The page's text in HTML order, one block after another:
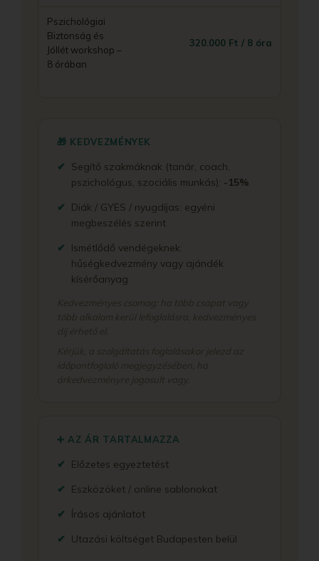
Pszichológiai
Biztonság és
Jóllét workshop –
8 órában
320.000 Ft / 8 óra
🎁 KEDVEZMÉNYEK
Segítő szakmáknak (tanár, coach,
pszichológus, szociális munkás): -15%
Diák / GYES / nyugdíjas: egyéni
megbeszélés szerint
Ismétlődő vendégeknek:
hűségkedvezmény vagy ajándék
kísérőanyag
Kedvezményes csomag: ha több csapat vagy
több alkalom kerül lefoglalásra, kedvezményes
díj érhető el.
Kérjük, a szolgáltatás foglalásakor jelezd az
időpontfoglaló megjegyzésében, ha
árkedvezményre jogosult vagy.
➕ AZ ÁR TARTALMAZZA
Előzetes egyeztetést
Eszközöket / online sablonokat
Írásos ajánlatot
Utazási költséget Budapesten belül